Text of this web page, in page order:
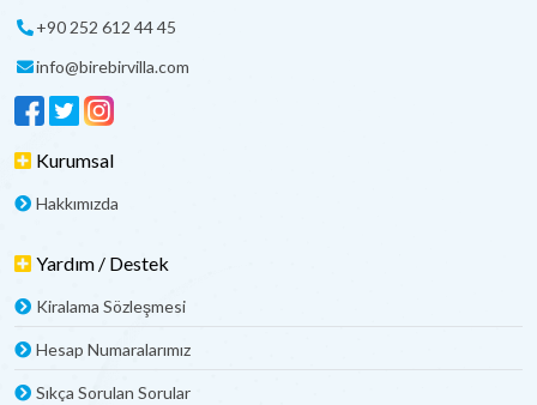
+90 252 612 44 45
info@birebirvilla.com
Kurumsal
Hakkımızda
Yardım / Destek
Kiralama Sözleşmesi
Hesap Numaralarımız
Sıkça Sorulan Sorular